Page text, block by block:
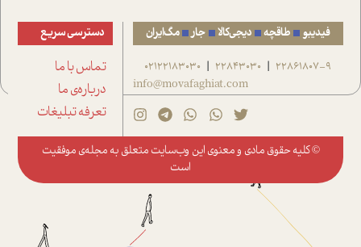
فیدیبو طاقچه دیجی‌کالا جار مگ‌ایران
22861807-9
|
22843030
|
02122183030
info@movafaghiat.com
دسترسی سریع
تماس با ما
درباره‌ی ما
تعرفه تبلیغات
© کلیه حقوق مادی و معنوی این وب‌سایت متعلق به مجله‌ی موفقیت
است